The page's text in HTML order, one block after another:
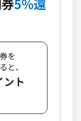
5%還
を
と、
ト